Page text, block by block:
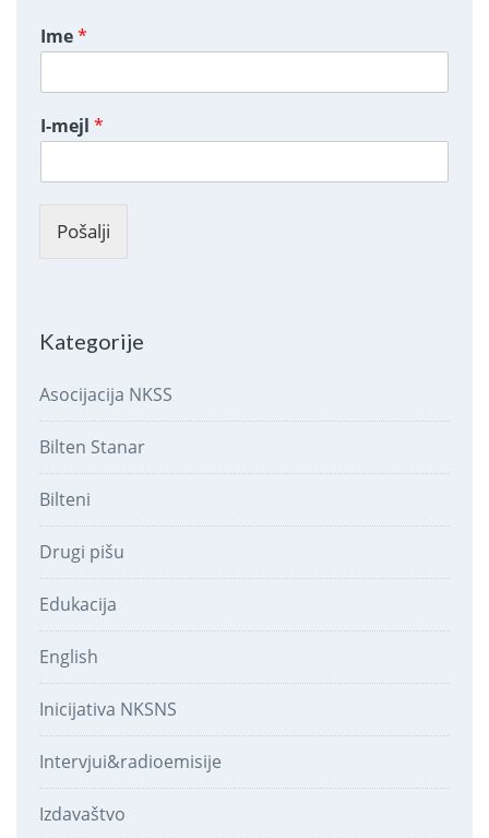
Ime*
I-mejl *
Pošalji
Kategorije
Asocijacija NKSS
Bilten Stanar
Bilteni
Drugi pišu
Edukacija
English
Inicijativa NKSNS
Intervjui&radioemisije
Izdavaštvo